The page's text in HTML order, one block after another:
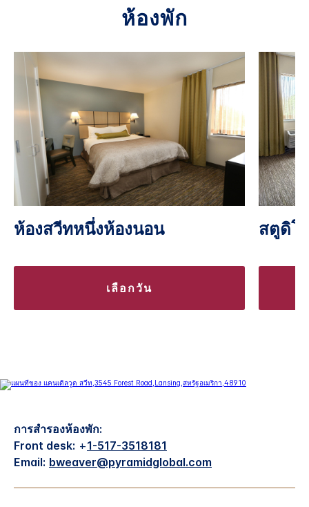
ห้องพัก
ห้องสวีทหนึ่งห้องนอน
เลือกวัน
สตูดิโ
การสำรองห้องพัก:
Front desk: +1-517-3518181
Email: bweaver@pyramidglobal.com